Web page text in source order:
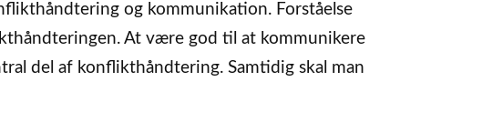
og kommunikation. Forståelse
At være god til at kommunikere
del af konflikthåndtering. Samtidig skal man